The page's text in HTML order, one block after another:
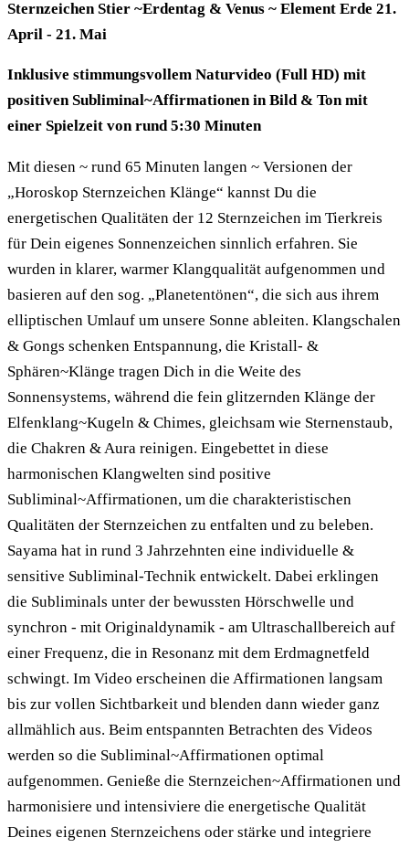
Sternzeichen Stier ~Erdentag & Venus ~ Element Erde 21.
April - 21. Mai
Inklusive stimmungsvollem Naturvideo (Full HD) mit
positiven Subliminal~Affirmationen in Bild & Ton mit
einer Spielzeit von rund 5:30 Minuten
Mit diesen ~ rund 65 Minuten langen ~ Versionen der
„Horoskop Sternzeichen Klänge“ kannst Du die
energetischen Qualitäten der 12 Sternzeichen im Tierkreis
für Dein eigenes Sonnenzeichen sinnlich erfahren. Sie
wurden in klarer, warmer Klangqualität aufgenommen und
basieren auf den sog. „Planetentönen“, die sich aus ihrem
elliptischen Umlauf um unsere Sonne ableiten. Klangschalen
& Gongs schenken Entspannung, die Kristall- &
Sphären~Klänge tragen Dich in die Weite des
Sonnensystems, während die fein glitzernden Klänge der
Elfenklang~Kugeln & Chimes, gleichsam wie Sternenstaub,
die Chakren & Aura reinigen. Eingebettet in diese
harmonischen Klangwelten sind positive
Subliminal~Affirmationen, um die charakteristischen
Qualitäten der Sternzeichen zu entfalten und zu beleben.
Sayama hat in rund 3 Jahrzehnten eine individuelle &
sensitive Subliminal-Technik entwickelt. Dabei erklingen
die Subliminals unter der bewussten Hörschwelle und
synchron - mit Originaldynamik - am Ultraschallbereich auf
einer Frequenz, die in Resonanz mit dem Erdmagnetfeld
schwingt. Im Video erscheinen die Affirmationen langsam
bis zur vollen Sichtbarkeit und blenden dann wieder ganz
allmählich aus. Beim entspannten Betrachten des Videos
werden so die Subliminal~Affirmationen optimal
aufgenommen. Genieße die Sternzeichen~Affirmationen und
harmonisiere und intensiviere die energetische Qualität
Deines eigenen Sternzeichens oder stärke und integriere